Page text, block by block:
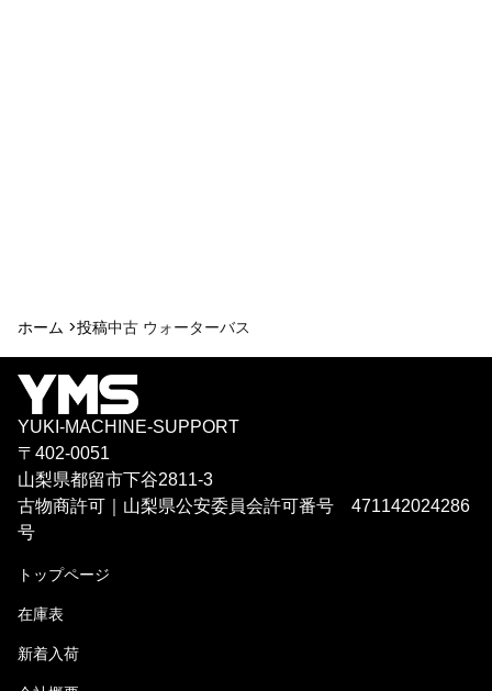
ホーム >投稿中古 ウォーターバス
YUKI-MACHINE-SUPPORT
〒402-0051
山梨県都留市下谷2811-3
古物商許可｜山梨県公安委員会許可番号 471142024286
号
トップページ
在庫表
新着入荷